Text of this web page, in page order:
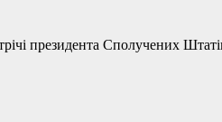
президента Сполучених